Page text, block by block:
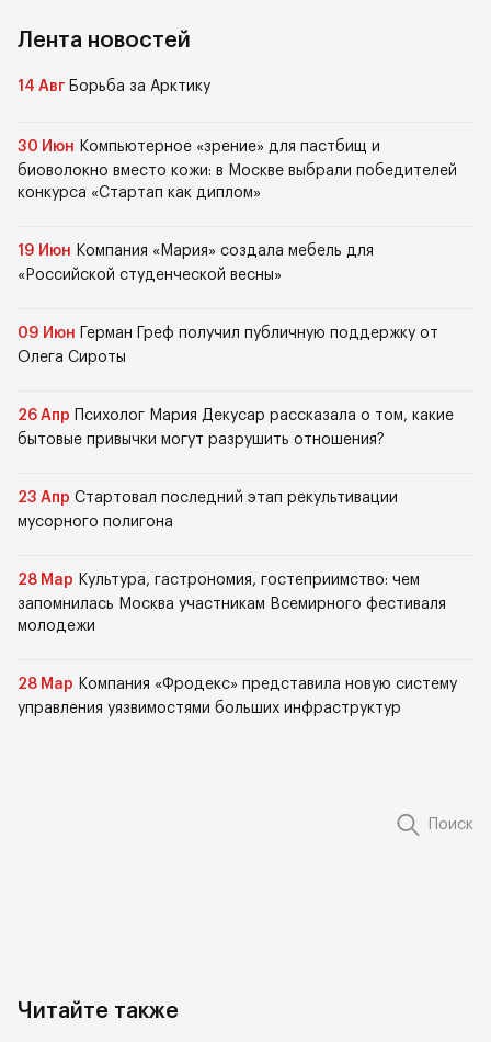
Лента новостей
14 Авг Борьба за Арктику
30 Июн Компьютерное «зрение» для пастбищ и
биоволокно вместо кожи: в Москве выбрали победителей
конкурса «Стартап как диплом»
19 Июн Компания «Мария» создала мебель для
«Российской студенческой весны»
09 Июн
Герман Греф получил публичную поддержку от
Олега Сироты
26 Апр
Психолог Мария Декусар рассказала о том, какие
бытовые привычки могут разрушить отношения?
23 Апр Стартовал последний этап рекультивации
мусорного полигона
28 Мар Культура, гастрономия, гостеприимство: чем
запомнилась Москва участникам Всемирного фестиваля
молодежи
28 Мар Компания «Фродекс» представила новую систему
управления уязвимостями больших инфраструктур
Поиск
Читайте также